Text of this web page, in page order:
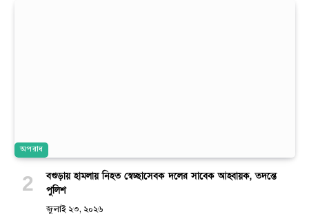
অপরাধ
বগুড়ায় হামলায় নিহত স্বেচ্ছাসেবক দলের সাবেক আহ্বায়ক, তদন্তে
পুলিশ
জুলাই ২৩, ২০২৬